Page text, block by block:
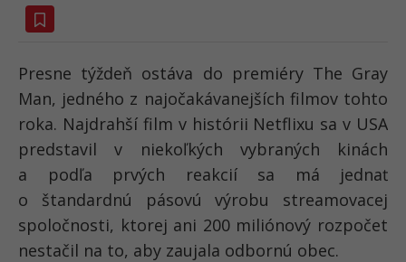
Presne týždeň ostáva do premiéry The Gray
Man, jedného z najočakávanejších filmov tohto
roka. Najdrahší film v histórii Netflixu sa v USA
predstavil v niekoľkých vybraných kinách
a podľa prvých reakcií sa má jednať
o štandardnú pásovú výrobu streamovacej
spoločnosti, ktorej ani 200 miliónový rozpočet
nestačil na to, aby zaujala odbornú obec.